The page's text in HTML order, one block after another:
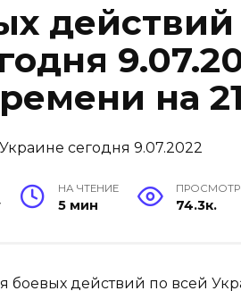
действий
на
НА ЧТЕНИЕ
5 мин 74.3к.
боевых действий по всей